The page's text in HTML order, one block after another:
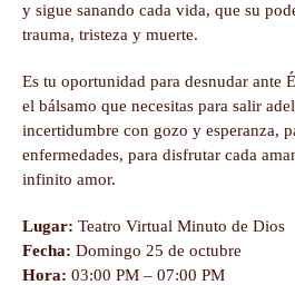
y sigue sanando cada vida, que su
trauma, tristeza y muerte.
Es tu oportunidad para desnudar ante
el bálsamo que necesitas para salir
incertidumbre con gozo y esperanza,
enfermedades, para disfrutar cada
infinito amor.
Lugar: Teatro Virtual Minuto de Dios
Fecha: Domingo 25 de octubre
Hora: 03:00 PM – 07:00 PM